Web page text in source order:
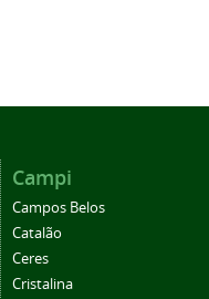
Campi
Campos Belos
Catalão
Ceres
Cristalina